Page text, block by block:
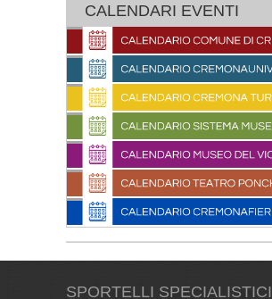
CALENDARI EVENTI
SPORTELLI SPECIALISTICI